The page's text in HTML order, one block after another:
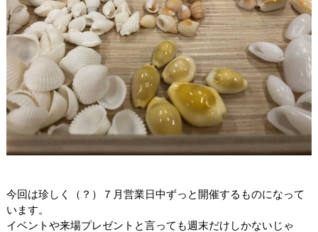
今回は珍しく（？）７月営業日中ずっと開催するものになって
います。
イベントや来場プレゼントと言っても週末だけしかないじゃ